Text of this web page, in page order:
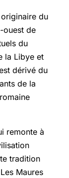
du
ouest de
du
la Libye et
dérivé du
de la
remonte à
tradition
Maures